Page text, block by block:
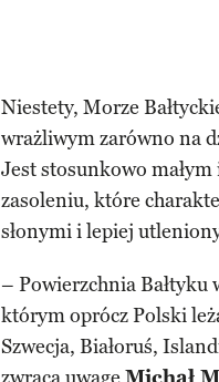
Niestety, Morze
wrażliwym zarówno na
Jest stosunkowo
zasoleniu, które
słonymi i lepiej
– Powierzchnia Bałtyku
którym oprócz Polski
Szwecja, Białoruś,